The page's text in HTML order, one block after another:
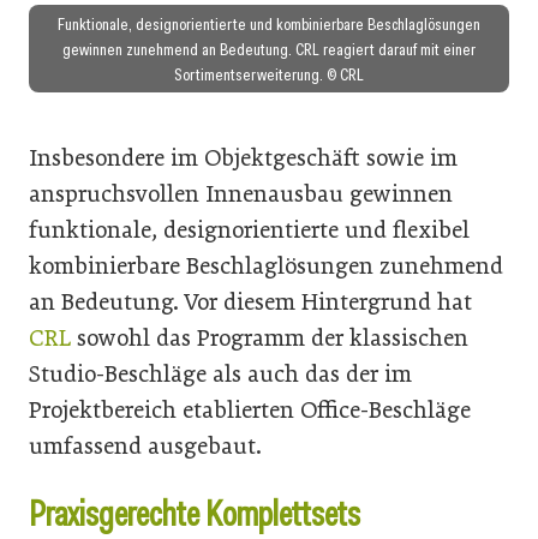
Funktionale, designorientierte und kombinierbare Beschlaglösungen
gewinnen zunehmend an Bedeutung. CRL reagiert darauf mit einer
Sortimentserweiterung. © CRL
Insbesondere im Objektgeschäft sowie im
anspruchsvollen Innenausbau gewinnen
funktionale, designorientierte und flexibel
kombinierbare Beschlaglösungen zunehmend
an Bedeutung. Vor diesem Hintergrund hat
CRL sowohl das Programm der klassischen
Studio-Beschläge als auch das der im
Projektbereich etablierten Office-Beschläge
umfassend ausgebaut.
Praxisgerechte Komplettsets